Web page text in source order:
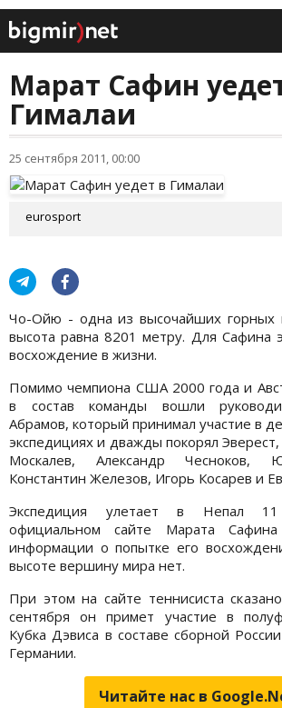
Марат Сафин
Гималаи
25 сентября 2011, 00:00
eurosport
Чо-Ойю - одна из высочайших горных
высота равна 8201 метру. Для Сафина
восхождение в жизни.
Помимо чемпиона США 2000 года и
в состав команды вошли
Абрамов, который принимал участие в
экспедициях и дважды покорял
Москалев, Александр Чесноков,
Константин Железов, Игорь Косарев и
Экспедиция улетает в Непал
официальном сайте Марата Сафина
информации о попытке его
высоте вершину мира нет.
При этом на сайте теннисиста
сентября он примет участие в
Кубка Дэвиса в составе сборной
Германии.
Читайте нас в